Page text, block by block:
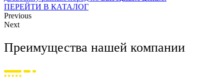
ПЕРЕЙТИ В КАТАЛОГ
Previous
Next
Преимущества нашей компании